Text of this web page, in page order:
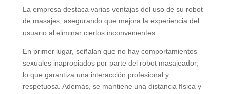
La empresa destaca varias ventajas del uso de su robot
de masajes, asegurando que mejora la experiencia del
usuario al eliminar ciertos inconvenientes.
En primer lugar, señalan que no hay comportamientos
sexuales inapropiados por parte del robot masajeador,
lo que garantiza una interacción profesional y
respetuosa. Además, se mantiene una distancia física y